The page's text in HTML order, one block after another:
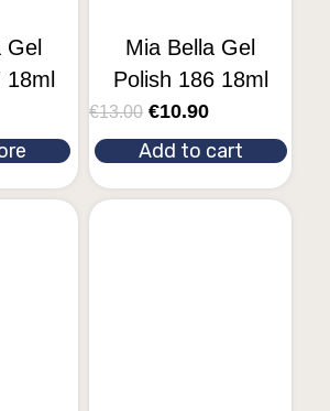
Gel
Mia Bella Gel
Polish 186 18ml
€13.00 €10.90
Add to cart